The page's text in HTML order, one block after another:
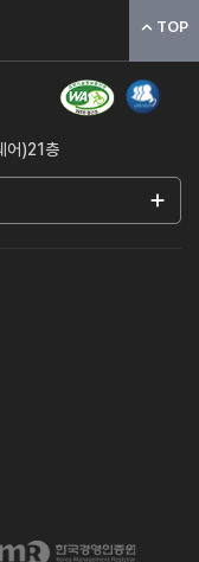
TOP
어)21층